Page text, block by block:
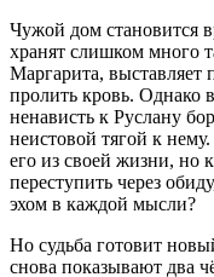
Чужой дом становится
хранят слишком много
Маргарита,
пролить кровь. Однако
ненависть к Руслану
неистовой тягой к
его из своей жизни, но
переступить через
эхом в каждой мысли?
Но судьба готовит
снова показывают два